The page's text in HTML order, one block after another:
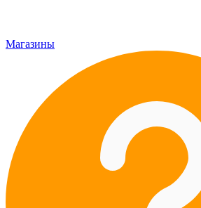
Магазины